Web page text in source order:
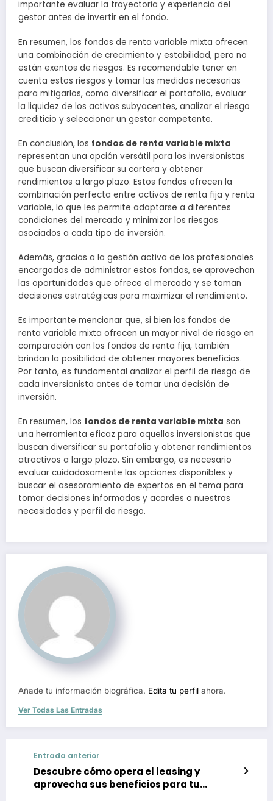
importante evaluar la trayectoria y experiencia del
gestor antes de invertir en el fondo.
En resumen, los fondos de renta variable mixta ofrecen
una combinación de crecimiento y estabilidad, pero no
están exentos de riesgos. Es recomendable tener en
cuenta estos riesgos y tomar las medidas necesarias
para mitigarlos, como diversificar el portafolio, evaluar
la liquidez de los activos subyacentes, analizar el riesgo
crediticio y seleccionar un gestor competente.
En conclusión, los fondos de renta variable mixta
representan una opción versátil para los inversionistas
que buscan diversificar su cartera y obtener
rendimientos a largo plazo. Estos fondos ofrecen la
combinación perfecta entre activos de renta fija y renta
variable, lo que les permite adaptarse a diferentes
condiciones del mercado y minimizar los riesgos
asociados a cada tipo de inversión.
Además, gracias a la gestión activa de los profesionales
encargados de administrar estos fondos, se aprovechan
las oportunidades que ofrece el mercado y se toman
decisiones estratégicas para maximizar el rendimiento.
Es importante mencionar que, si bien los fondos de
renta variable mixta ofrecen un mayor nivel de riesgo en
comparación con los fondos de renta fija, también
brindan la posibilidad de obtener mayores beneficios.
Por tanto, es fundamental analizar el perfil de riesgo de
cada inversionista antes de tomar una decisión de
inversión.
En resumen, los fondos de renta variable mixta son
una herramienta eficaz para aquellos inversionistas que
buscan diversificar su portafolio y obtener rendimientos
atractivos a largo plazo. Sin embargo, es necesario
evaluar cuidadosamente las opciones disponibles y
buscar el asesoramiento de expertos en el tema para
tomar decisiones informadas y acordes a nuestras
necesidades y perfil de riesgo.
Añade tu información biográfica. Edita tu perfil ahora.
Ver Todas Las Entradas
Entrada anterior
Descubre cómo opera el leasing y
aprovecha sus beneficios para tu